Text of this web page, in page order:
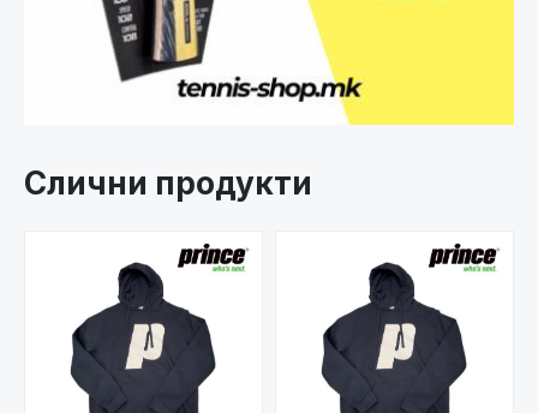
Слични продукти